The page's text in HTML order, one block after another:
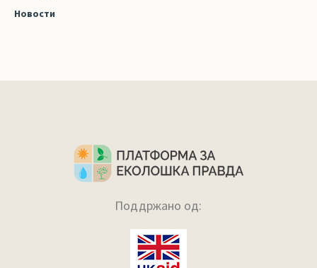
Новости
Поддржано од: